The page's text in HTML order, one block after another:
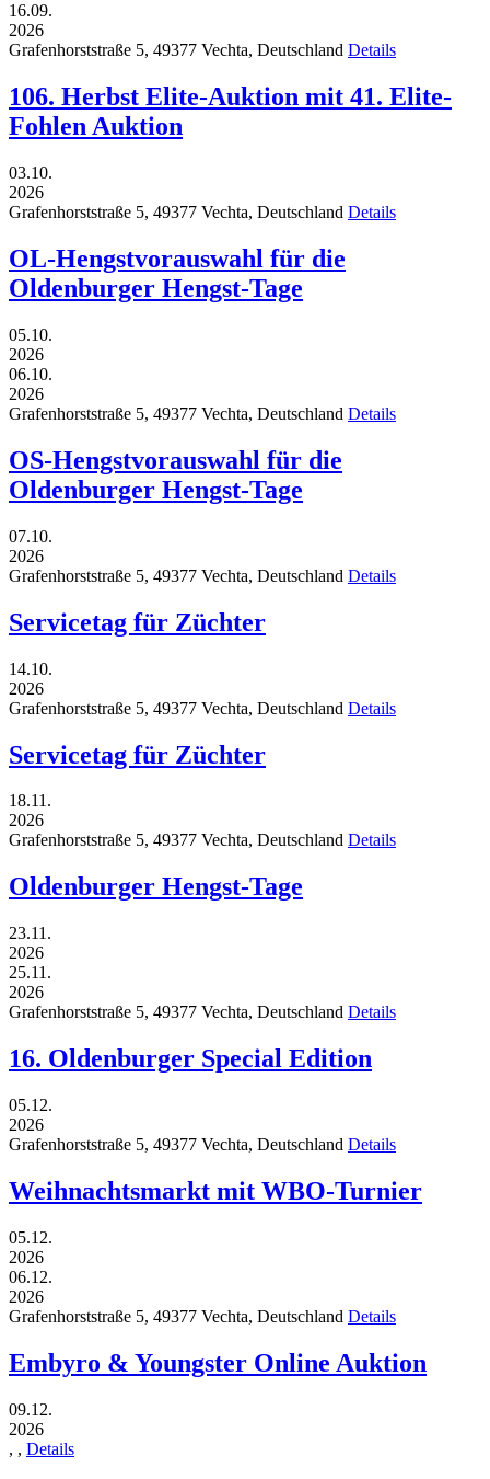
16.09.
2026
Grafenhorststraße 5, 49377 Vechta, Deutschland Details
106. Herbst Elite-Auktion mit 41. Elite-
Fohlen Auktion
03.10.
2026
Grafenhorststraße 5, 49377 Vechta, Deutschland Details
OL-Hengstvorauswahl für die
Oldenburger Hengst-Tage
05.10.
2026
06.10.
2026
Grafenhorststraße 5, 49377 Vechta, Deutschland Details
OS-Hengstvorauswahl für die
Oldenburger Hengst-Tage
07.10.
2026
Grafenhorststraße 5, 49377 Vechta, Deutschland Details
Servicetag für Züchter
14.10.
2026
Grafenhorststraße 5, 49377 Vechta, Deutschland Details
Servicetag für Züchter
18.11.
2026
Grafenhorststraße 5, 49377 Vechta, Deutschland Details
Oldenburger Hengst-Tage
23.11.
2026
25.11.
2026
Grafenhorststraße 5, 49377 Vechta, Deutschland Details
16. Oldenburger Special Edition
05.12.
2026
Grafenhorststraße 5, 49377 Vechta, Deutschland Details
Weihnachtsmarkt mit WBO-Turnier
05.12.
2026
06.12.
2026
Grafenhorststraße 5, 49377 Vechta, Deutschland Details
Embyro & Youngster Online Auktion
09.12.
2026
, , Details